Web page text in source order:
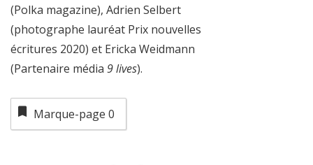
(Polka magazine), Adrien Selbert
(photographe lauréat Prix nouvelles
écritures 2020) et Ericka Weidmann
(Partenaire média 9 lives).
Marque-page 0